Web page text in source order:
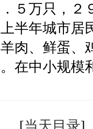
５万只，２
半年城市
肉、鲜蛋、
在中小规模
[当天目录